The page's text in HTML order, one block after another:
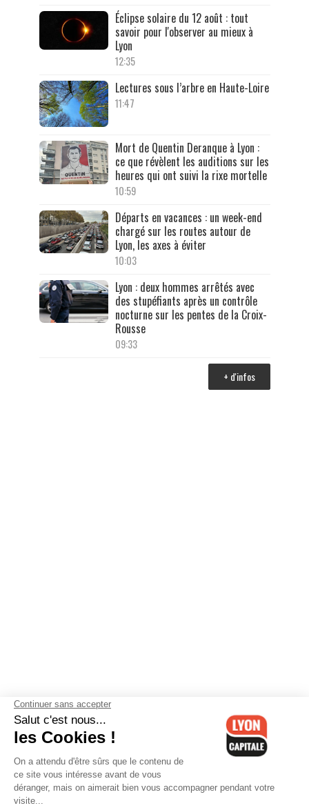
Éclipse solaire du 12 août : tout
savoir pour l'observer au mieux à
Lyon
12:35
Lectures sous l’arbre en Haute-Loire
11:47
Mort de Quentin Deranque à Lyon :
ce que révèlent les auditions sur les
heures qui ont suivi la rixe mortelle
10:59
Départs en vacances : un week-end
chargé sur les routes autour de
Lyon, les axes à éviter
10:03
Lyon : deux hommes arrêtés avec
des stupéfiants après un contrôle
nocturne sur les pentes de la Croix-
Rousse
09:33
+ d'infos